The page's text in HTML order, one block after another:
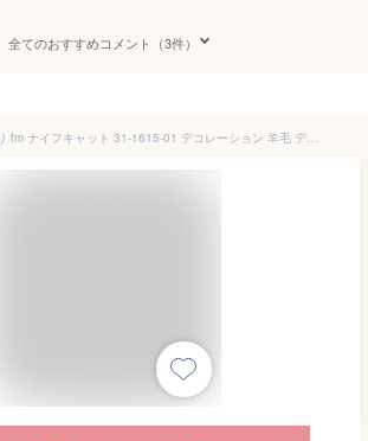
全てのおすすめコメント（3件）
ハロウィン 飾り fm ナイフキャット 31-1615-01 デコレーション 羊毛 ディスプレイ ネコ クロネコ 黒猫 かぼちゃ パンプキン パーティーグッズ かわいい 玄関 ショップ インテリア 可愛い おしゃれ 飾り クリスマス